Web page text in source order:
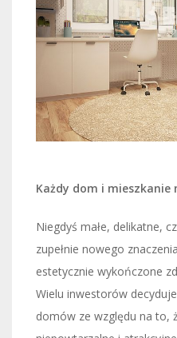
Każdy dom i mieszkanie
Niegdyś małe, delikatne,
zupełnie nowego
estetycznie wykończone
Wielu inwestorów
domów ze względu na to,